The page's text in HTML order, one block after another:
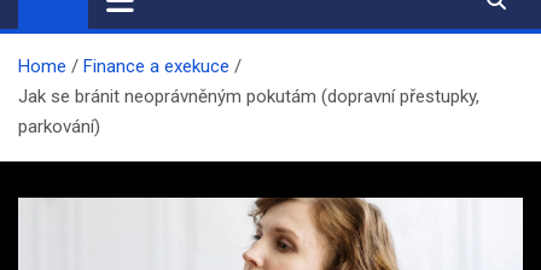
Home
Finance a exekuce
Jak se bránit neoprávněným pokutám (dopravní přestupky,
parkování)